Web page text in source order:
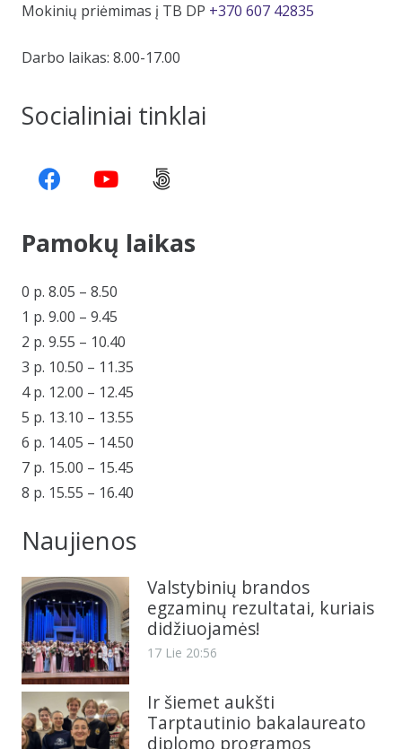
Mokinių priėmimas į TB DP +370 607 42835
Darbo laikas: 8.00-17.00
Socialiniai tinklai
Pamokų laikas
0 p. 8.05 – 8.50
1 p. 9.00 – 9.45
2 p. 9.55 – 10.40
3 p. 10.50 – 11.35
4 p. 12.00 – 12.45
5 p. 13.10 – 13.55
6 p. 14.05 – 14.50
7 p. 15.00 – 15.45
8 p. 15.55 – 16.40
Naujienos
Valstybinių brandos
egzaminų rezultatai, kuriais
didžiuojamės!
17 Lie 20:56
Ir šiemet aukšti
Tarptautinio bakalaureato
diplomo programos